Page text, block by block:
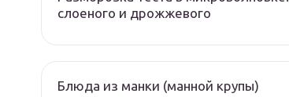
слоеного и дрожжевого
Блюда из манки (манной крупы)